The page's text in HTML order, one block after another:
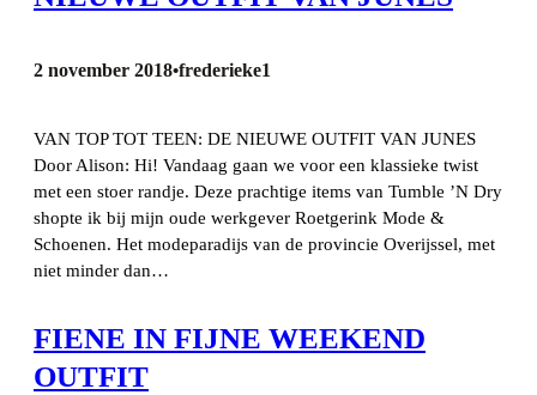
2 november 2018•frederieke1
VAN TOP TOT TEEN: DE NIEUWE OUTFIT VAN JUNES
Door Alison: Hi! Vandaag gaan we voor een klassieke twist
met een stoer randje. Deze prachtige items van Tumble ’N Dry
shopte ik bij mijn oude werkgever Roetgerink Mode &
Schoenen. Het modeparadijs van de provincie Overijssel, met
niet minder dan…
FIENE IN FIJNE WEEKEND
OUTFIT